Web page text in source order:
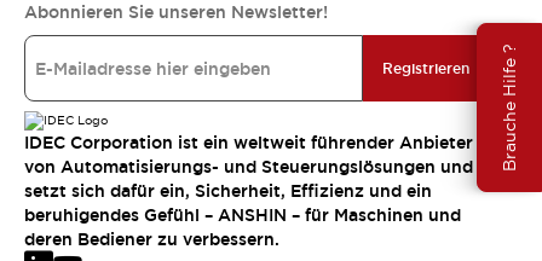
Brauche Hilfe ?
Abonnieren Sie unseren Newsletter!
Registrieren
IDEC Corporation ist ein weltweit führender Anbieter
von Automatisierungs- und Steuerungslösungen und
setzt sich dafür ein, Sicherheit, Effizienz und ein
beruhigendes Gefühl – ANSHIN – für Maschinen und
deren Bediener zu verbessern.